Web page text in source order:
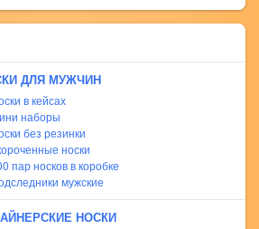
ДЛЯ МУЖЧИН
в кейсах
наборы
без резинки
носки
пар носков в коробке
мужские
НОСКИ